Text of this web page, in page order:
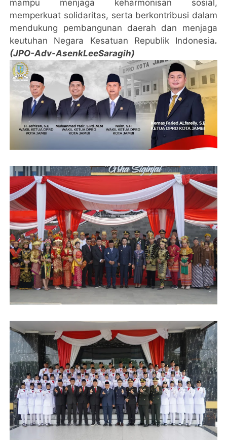
mampu menjaga keharmonisan sosial,
memperkuat solidaritas, serta berkontribusi dalam
mendukung pembangunan daerah dan menjaga
keutuhan Negara Kesatuan Republik Indonesia.
(JPO-Adv-AsenkLeeSaragih)